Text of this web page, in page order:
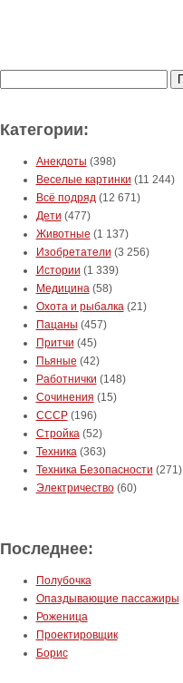
Категории:
Анекдоты (398)
Веселые картинки (11 244)
Всё подряд(12 671)
Дети (477)
Животные (1 137)
Изобретатели (3 256)
Истории (1 339)
Медицина(58)
Охота и рыбалка(21)
Пацаны (457)
Притчи (45)
Пьяные (42)
Работнички (148)
Сочинения (15)
СССР(196)
Стройка(52)
Техника(363)
Техника Безопасности (271)
Электричество(60)
Последнее:
Полубочка
Опаздывающие пассажиры
Роженица
Проектировщик
Борис